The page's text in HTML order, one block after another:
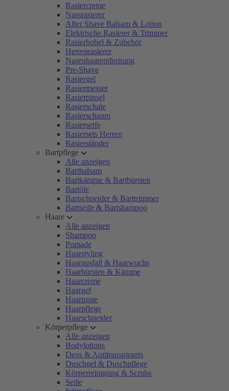
Rasiercreme
Nassrasierer
After Shave Balsam & Lotion
Elektrische Rasierer & Trimmer
Rasierhobel & Zubehör
Herrenrasierer
Nasenhaarentfernung
Pre-Shave
Rasiergel
Rasiermesser
Rasierpinsel
Rasierschale
Rasierschaum
Rasierseife
Rasiersets Herren
Rasierständer
Bartpflege
Alle anzeigen
Bartbalsam
Bartkämme & Bartbürsten
Bartöle
Bartschneider & Barttrimmer
Bartseife & Bartshampoo
Haare
Alle anzeigen
Shampoo
Pomade
Haarstyling
Haarausfall & Haarwuchs
Haarbürsten & Kämme
Haarcreme
Haargel
Haarpaste
Haarpflege
Haarschneider
Körperpflege
Alle anzeigen
Bodylotions
Deos & Antitranspirants
Duschgel & Duschpflege
Körperreinigung & Scrubs
Seife